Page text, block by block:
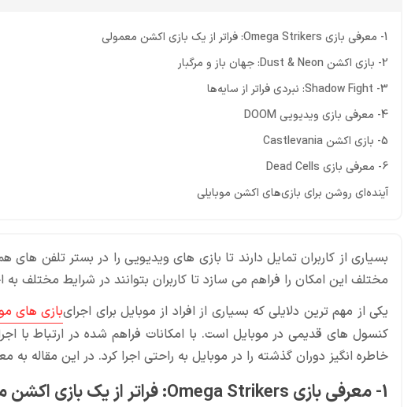
1- معرفی بازی Omega Strikers: فراتر از یک بازی اکشن معمولی
2- بازی اکشن Dust & Neon: جهان باز و مرگبار
3- Shadow Fight: نبردی فراتر از سایه‌ها
4- معرفی بازی ویدیویی DOOM
5- بازی اکشن Castlevania
6- معرفی بازی Dead Cells
آینده‌ای روشن برای بازی‌های اکشن موبایلی
بسیاری از کاربران تمایل دارند تا بازی‌ های ویدیویی را در بستر تلفن
مختلف این امکان را فراهم می سازد تا کاربران بتوانند در شرایط مختلف به
یکی از مهم ترین دلایلی که بسیاری از افراد از موبایل برای اجرایبازی های
کنسول های قدیمی در موبایل است. با امکانات فراهم شده در ارتباط با
خاطره انگیز دوران گذشته را در موبایل به راحتی اجرا کرد. در این مقاله به معرفی 6 تا از بهترین بازی‌های اکشن موبایل خواهیم
1- معرفی بازی Omega Strikers: فراتر از یک بازی اکشن معمولی